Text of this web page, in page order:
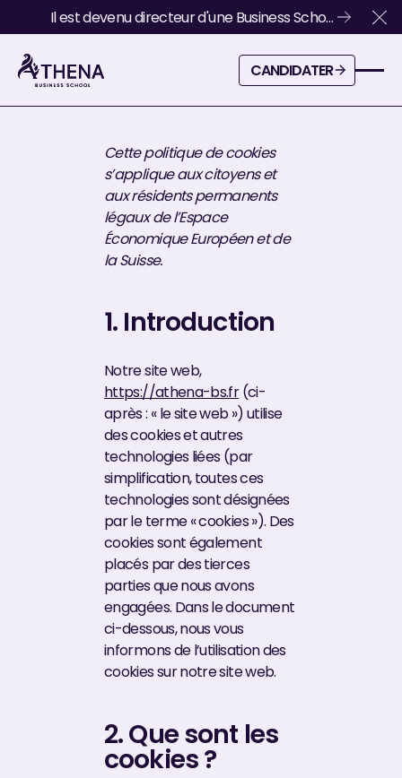
Il est devenu directeur d'une Business School
à 23 ans
Candidater
CANDIDATER
Politique de cookies
Dernière mise à jour : 02 janvier 2026
Cette politique de cookies
s’applique aux citoyens et
aux résidents permanents
légaux de l’Espace
Économique Européen et de
la Suisse.
1. Introduction
Notre site web,
https://athena-bs.fr(ci-
après : « le site web ») utilise
des cookies et autres
technologies liées (par
simplification, toutes ces
technologies sont désignées
par le terme « cookies »). Des
cookies sont également
placés par des tierces
parties que nous avons
engagées. Dans le document
ci-dessous, nous vous
informons de l’utilisation des
cookies sur notre site web.
2. Que sont les
cookies ?